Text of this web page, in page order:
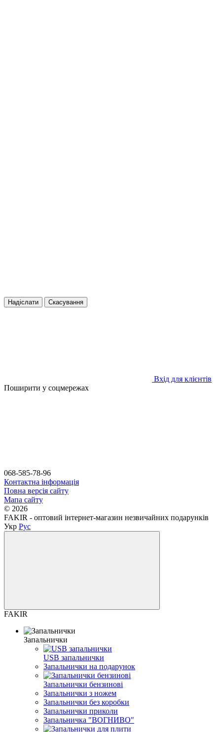
Надіслати Скасування
Вхід для клієнтів
Поширити у соцмережах
068-585-78-96
Контактна інформація
Повна версія сайту
Мапа сайту
© 2026
FAKIR - оптовий інтернет-магазин незвичайних подарунків
Укр Рус
FAKIR
Запальнички
USB запальнички
Запальнички на подарунок
Запальнички бензинові
Запальнички з ножем
Запальнички без коробки
Запальнички приколи
Запальничка "ВОГНИВО"